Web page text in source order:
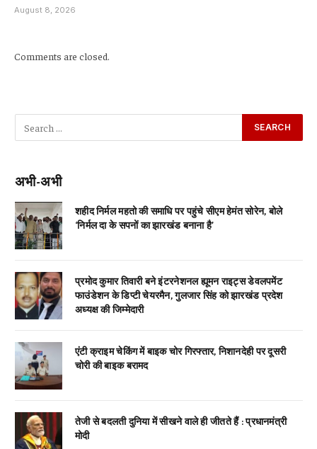
August 8, 2026
Comments are closed.
अभी-अभी
शहीद निर्मल महतो की समाधि पर पहुंचे सीएम हेमंत सोरेन, बोले
‘निर्मल दा के सपनों का झारखंड बनाना है’
प्रमोद कुमार तिवारी बने इंटरनेशनल ह्यूमन राइट्स डेवलपमेंट
फाउंडेशन के डिप्टी चेयरमैन, गुलजार सिंह को झारखंड प्रदेश
अध्यक्ष की जिम्मेदारी
एंटी क्राइम चेकिंग में बाइक चोर गिरफ्तार, निशानदेही पर दूसरी
चोरी की बाइक बरामद
तेजी से बदलती दुनिया में सीखने वाले ही जीतते हैं : प्रधानमंत्री
मोदी